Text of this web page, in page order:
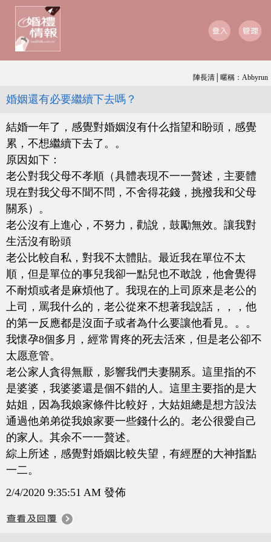
陣長清│暱稱：Abbyrun
婚姻還有必要繼續下去嗎？
結婚一年了，感覺對婚姻沒有什么指望和盼頭，感覺
累，不想繼續下去了。。
原因如下：
老公對我父母不孝順（具體表現不一一贅述，主要體
現在對我父母不聞不問，不舍得花錢，挑撥我和父母
關系）。
老公沒有上進心，不努力，勸說，鼓勵無效。讓我對
生活沒有盼頭
老公比較自私，對我不太體貼。最近我在單位不太
順，但是單位的事兒我卻一點兒也不敢說，他會覺得
不耐煩或者是麻煩他了。我現在的上司原來是老公的
上司，罵我什么的，老公從來不想著我說話，，，他
的第一反應都是沒面子或者為什么要讓他看見。。。
我懷孕8個多月，經常胃疼的死去活來，但是老公卻不
太愿意管。
老公家人貪得無厭，影響我們夫妻關系。這里指的不
是婆婆，我婆婆還是個不錯的人。這里主要指的是大
姑姐，因為我娘家條件比較好，大姑姐總是想方設法
通過他弟弟從我娘家要一些錢什么的。老公很愛自己
的家人。其余不一一贅述。
綜上所述，感覺對婚姻比較失望，有經歷的大神指點
一二。
2/4/2020 9:35:51 AM 發佈